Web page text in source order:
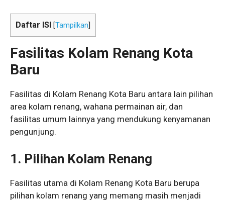
Daftar ISI [Tampilkan
Fasilitas Kolam Renang Kota
Baru
Fasilitas di Kolam Renang Kota Baru antara lain pilihan
area kolam renang, wahana permainan air, dan
fasilitas umum lainnya yang mendukung kenyamanan
pengunjung.
1. Pilihan Kolam Renang
Fasilitas utama di Kolam Renang Kota Baru berupa
pilihan kolam renang yang memang masih menjadi